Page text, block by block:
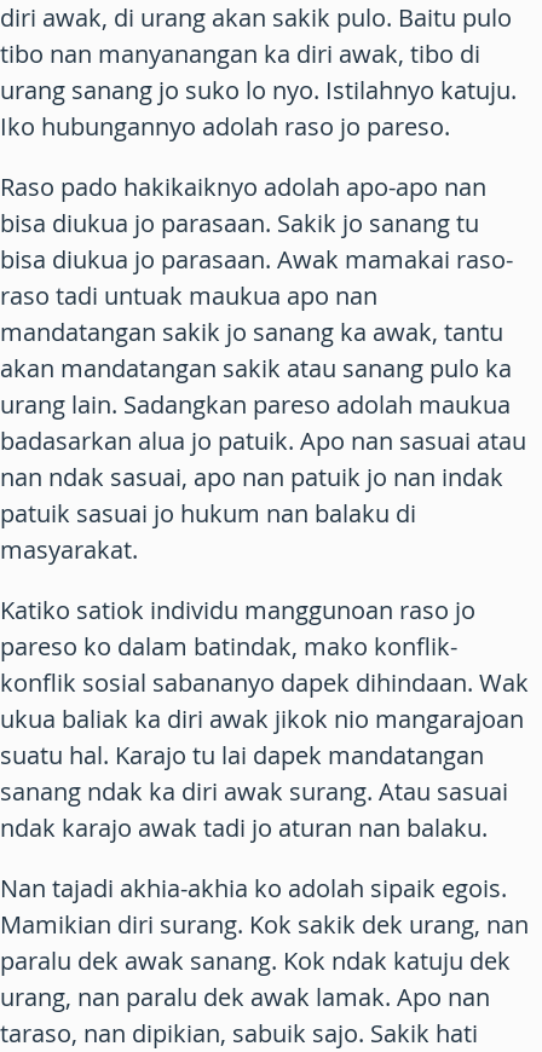
diri awak, di urang akan sakik pulo. Baitu pulo
tibo nan manyanangan ka diri awak, tibo di
urang sanang jo suko lo nyo. Istilahnyo katuju.
Iko hubungannyo adolah raso jo pareso.
Raso pado hakikaiknyo adolah apo-apo nan
bisa diukua jo parasaan. Sakik jo sanang tu
bisa diukua jo parasaan. Awak mamakai raso-
raso tadi untuak maukua apo nan
mandatangan sakik jo sanang ka awak, tantu
akan mandatangan sakik atau sanang pulo ka
urang lain. Sadangkan pareso adolah maukua
badasarkan alua jo patuik. Apo nan sasuai atau
nan ndak sasuai, apo nan patuik jo nan indak
patuik sasuai jo hukum nan balaku di
masyarakat.
Katiko satiok individu manggunoan raso jo
pareso ko dalam batindak, mako konflik-
konflik sosial sabananyo dapek dihindaan. Wak
ukua baliak ka diri awak jikok nio mangarajoan
suatu hal. Karajo tu lai dapek mandatangan
sanang ndak ka diri awak surang. Atau sasuai
ndak karajo awak tadi jo aturan nan balaku.
Nan tajadi akhia-akhia ko adolah sipaik egois.
Mamikian diri surang. Kok sakik dek urang, nan
paralu dek awak sanang. Kok ndak katuju dek
urang, nan paralu dek awak lamak. Apo nan
taraso, nan dipikian, sabuik sajo. Sakik hati